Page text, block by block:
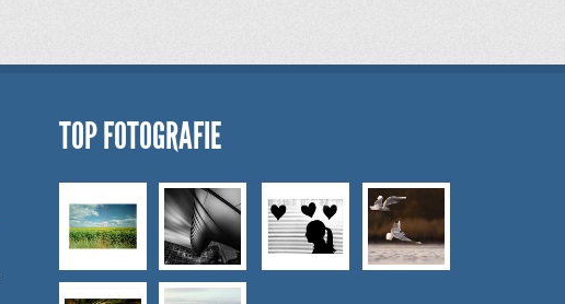
TOP FOTOGRAFIE